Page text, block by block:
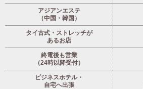
アジアンエステ
（中国・韓国）
タイ古式・ストレッチが
あるお店
終電後も営業
（24時以降受付）
ビジネスホテル・
自宅へ出張